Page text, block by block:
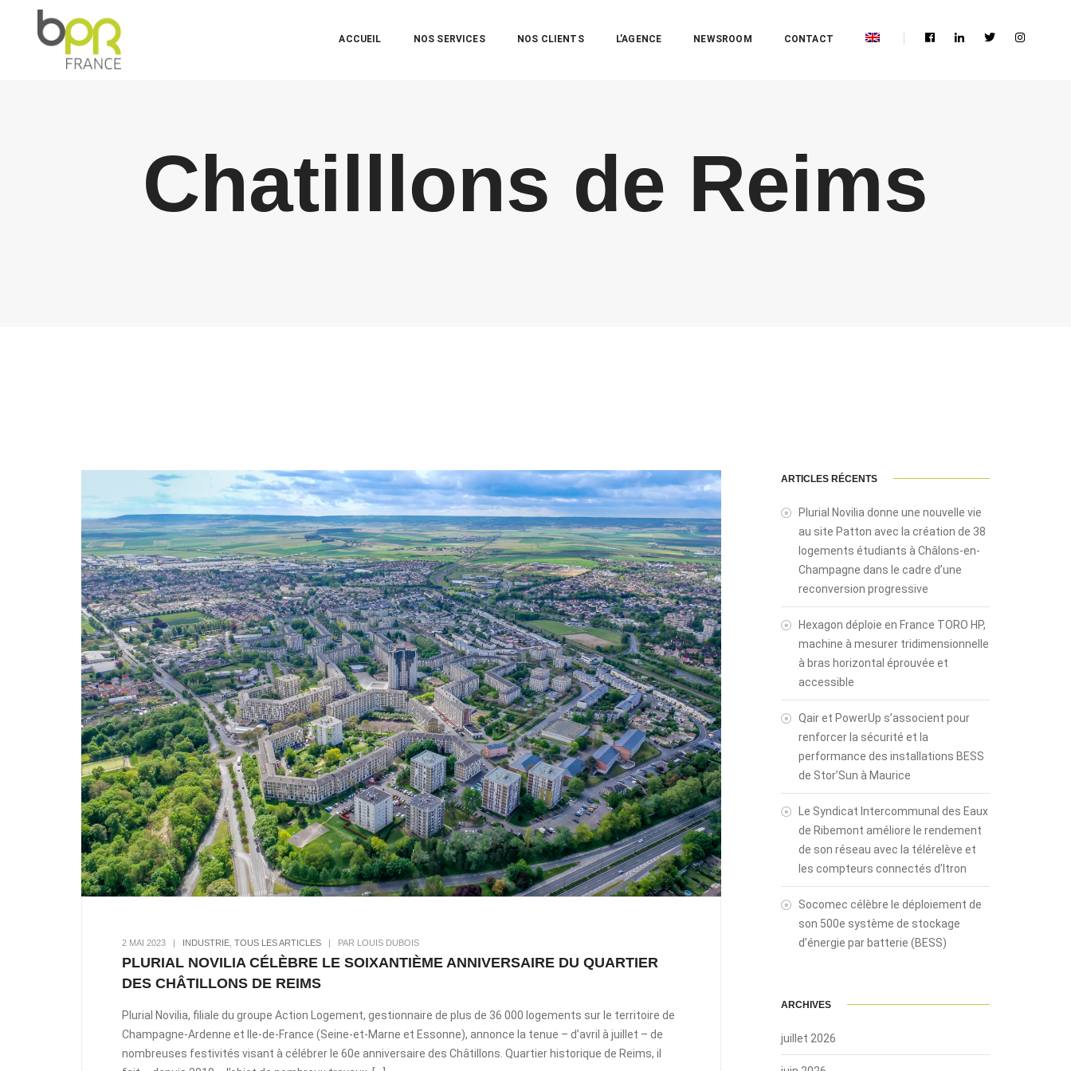
ACCUEIL NOS SERVICES NOS CLIENTS L’AGENCE NEWSROOM CONTACT
Chatilllons de Reims
2 MAI 2023 | INDUSTRIE TOUS LES ARTICLES | PAR LOUIS DUBOIS
PLURIAL NOVILIA CÉLÈBRE LE SOIXANTIÈME ANNIVERSAIRE DU QUARTIER
DES CHÂTILLONS DE REIMS
Plurial Novilia, filiale du groupe Action Logement, gestionnaire de plus de 36 000 logements sur le territoire de
Champagne-Ardenne et Ile-de-France (Seine-et-Marne et Essonne), annonce la tenue – d’avril à juillet – de
nombreuses festivités visant à célébrer le 60e anniversaire des Châtillons. Quartier historique de Reims, il
ARTICLES RÉCENTS
Plurial Novilia donne une nouvelle vie
au site Patton avec la création de 38
logements étudiants à Châlons-en-
Champagne dans le cadre d’une
reconversion progressive
Hexagon déploie en France TORO HP,
machine à mesurer tridimensionnelle
à bras horizontal éprouvée et
accessible
Qair et PowerUp s’associent pour
renforcer la sécurité et la
performance des installations BESS
de Stor’Sun à Maurice
Le Syndicat Intercommunal des Eaux
de Ribemont améliore le rendement
de son réseau avec la télérelève et
les compteurs connectés d’Itron
Socomec célèbre le déploiement de
son 500e système de stockage
d’énergie par batterie (BESS)
ARCHIVES
juillet 2026